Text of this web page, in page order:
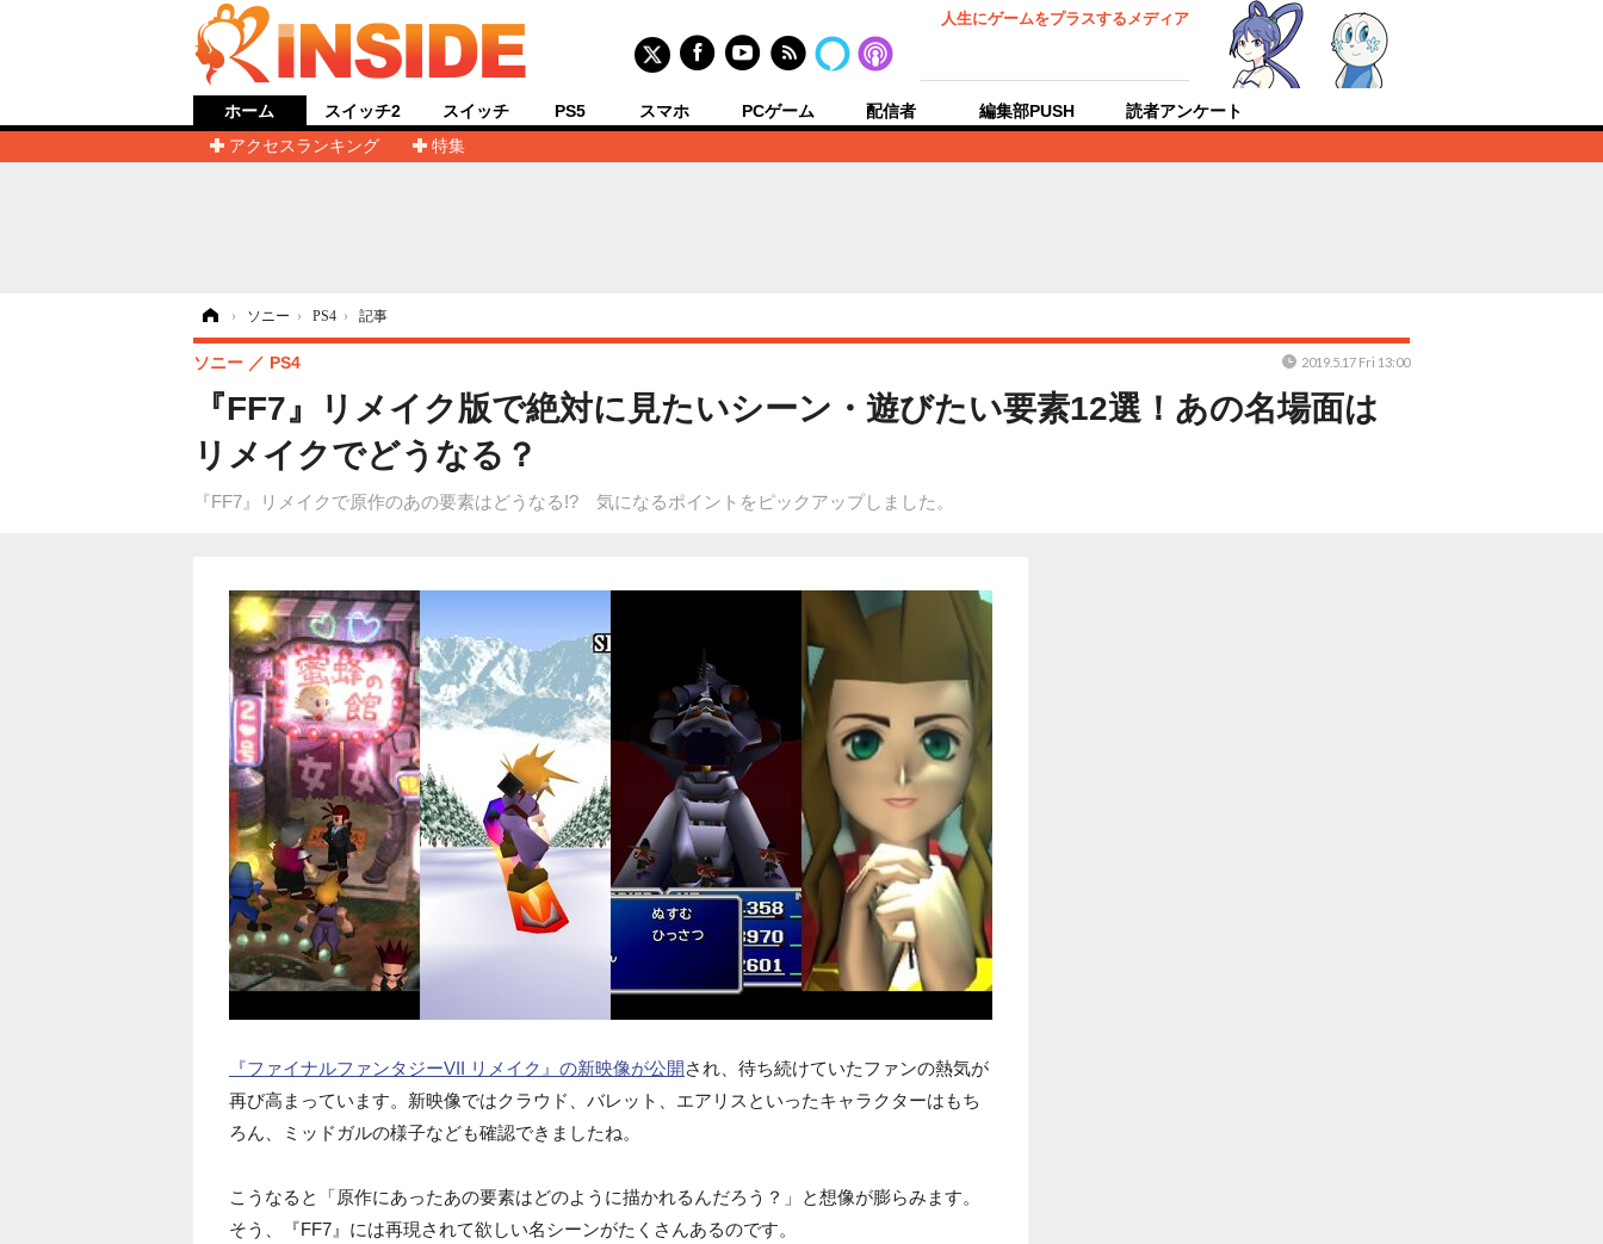
人生にゲームをプラスするメディア
ホーム
アクセスランキング
特集
スイッチ2 スイッチ PS5 スマホ PCゲーム 配信者 編集部PUSH 読者アンケート
› ソニー › PS4 › 記事
『FF7』リメイク版で絶対に見たいシーン・遊びたい要素12選！あの名場面は
リメイクでどうなる？
『FF7』リメイクで原作のあの要素はどうなる!? 気になるポイントをピックアップしました。
ソニー PS4 2019.5.17 Fri 13:00
『ファイナルファンタジーVII リメイク』の新映像が公開され、待ち続けていたファンの熱気が
再び高まっています。新映像ではクラウド、バレット、エアリスといったキャラクターはもち
ろん、ミッドガルの様子なども確認できましたね。
こうなると「原作にあったあの要素はどのように描かれるんだろう？」と想像が膨らみます。
そう、『FF7』には再現されて欲しい名シーンがたくさんあるのです。